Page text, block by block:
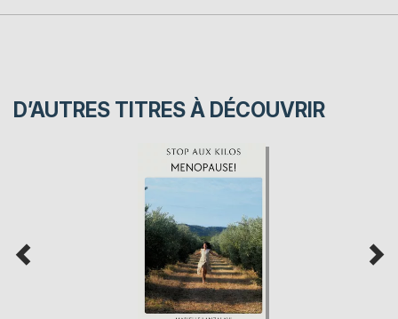
D’AUTRES TITRES À DÉCOUVRIR